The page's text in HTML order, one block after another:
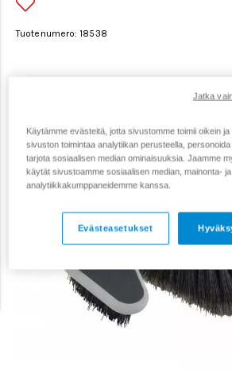
Tuotenumero: 18538
Käytämme evästeitä, jotta sivustomme toimii oikein
sivuston toimintaa analytiikan perusteella,
tarjota sosiaalisen median ominaisuuksia. Jaamme
käytät sivustoamme sosiaalisen median, mainonta- ja
analytiikkakumppaneidemme kanssa.
Evästeasetukset
Jatka